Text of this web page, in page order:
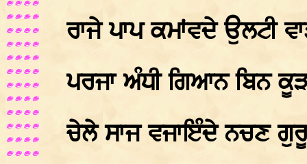
ਰਾਜੇ ਪਾਪ ਕਮਾਂਵਦੇ ਉਲਟੀ
ਪਰਜਾ ਅੰਧੀ ਗਿਆਨ ਬਿਨ
ਚੇਲੇ ਸਾਜ ਵਜਾਇੰਦੇ ਨਚਣ